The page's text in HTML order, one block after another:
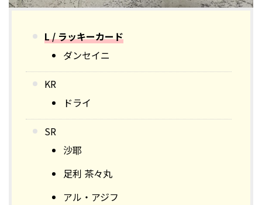
L / ラッキーカード
ダンセイニ
KR
ドライ
SR
沙耶
足利 茶々丸
アル・アジフ